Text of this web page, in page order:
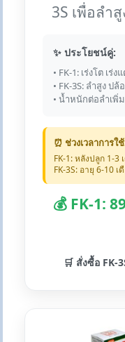
3S เพื่อลำ
✨ ประโยชน์คู่:
• FK-1: เร่งโต เร่
• FK-3S: ลำสูง ปล้
• น้ำหนักต่อลำเพิ่
⏰ ช่วงเวลาการใ
FK-1: หลังปลูก 1-3
FK-3S: อายุ 6-10
💰 FK-1:
🛒 สั่งซื้อ FK-